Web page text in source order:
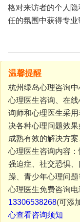
格对来访者的个人
任的氛围中获得专业
温馨提醒
杭州绿岛心理咨询中
心理医生咨询、在
询师和心理医生采
决各种心理问题效
成熟有效的解决方案
心理医生咨询内容：
强迫症、社交恐惧
躁、青少年心理问题
心理医生免费咨询电
13306538268(可添
心查看咨询须知